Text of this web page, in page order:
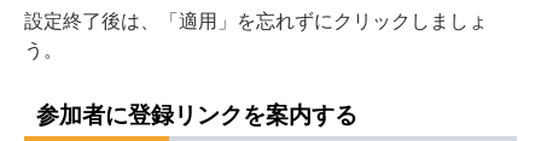
設定終了後は、「適用」を忘れずにクリックしましょ
う。
参加者に登録リンクを案内する